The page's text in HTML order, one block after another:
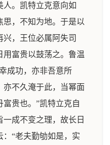
。凯特立克意向如
，不知为地。于是以
，王位必属阿失司
用富贵以鼓荡之。鲁温
成功，亦非吾意所
亦不久淹于此，当幂面
贵也。”凯特立克自
成不变之理，故长日
“老夫勤劬如是，实